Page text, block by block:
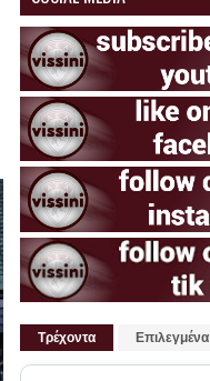
Τρέχοντα Επιλεγμένα